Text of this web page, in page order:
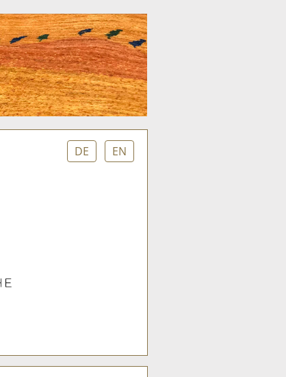
DE EN
S
u